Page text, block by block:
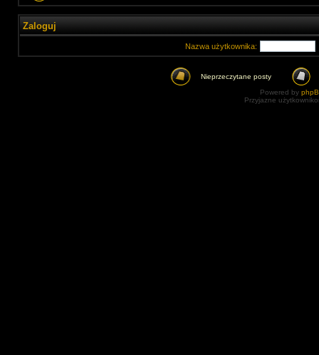
Zaloguj
Nazwa użytkownika:
Nieprzeczytane posty
Powered by
Przyjazne